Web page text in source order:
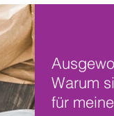
Warum
für